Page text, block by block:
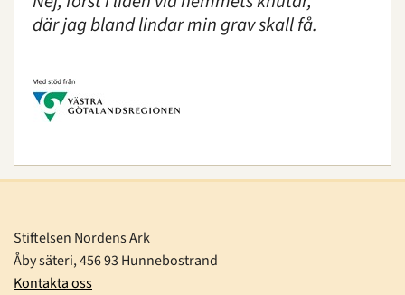
där jag bland lindar min grav skall få.
Stiftelsen Nordens Ark
Åby säteri, 456 93 Hunnebostrand
Kontakta oss